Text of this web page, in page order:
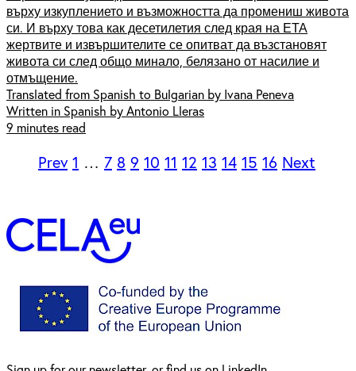
върху изкуплението и възможността да промениш живота
си. И върху това как десетилетия след края на ЕТА
жертвите и извършителите се опитват да възстановят
живота си след общо минало, белязано от насилие и
отмъщение.
Translated from Spanish to Bulgarian by Ivana Peneva
Written in Spanish by Antonio Lleras
9 minutes read
Prev 1 … 7 8 9 10 11 12 13 14 15 16 Next